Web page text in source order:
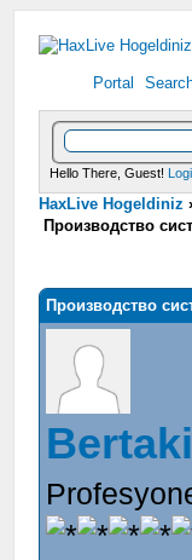
Portal
Hello There, Guest!
HaxLive Hogeldiniz
Производство
Производство